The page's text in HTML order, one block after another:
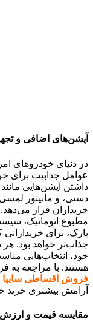
آپشن‌های اضافی و
در دنیای خودروهای
عوامل جذابیت برای
داشتن آپشن‌هایی
دستی، و مانیتور
خریداران قرار می‌دهد.
مطبوع اتوماتیک،
پارک، برای
جذاب‌تر خواهد بود. هر
خود، انتخاب‌هایی
هستند. با مراجعه به
فروش اقساطی سایپا
آرامش بیشتری خرید
مقایسه قیمت و ارزش